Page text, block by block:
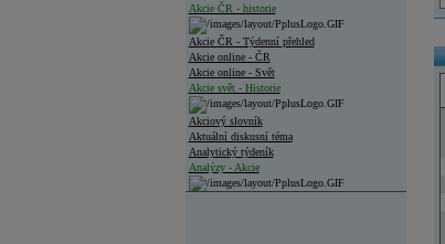
Akcie ČR - historie
Akcie ČR - Týdenní přehled
Akcie online - ČR
Akcie online - Svět
Akcie svět - Historie
Akciový slovník
Aktuální diskusní téma
Analytický týdeník
Analýzy - Akcie